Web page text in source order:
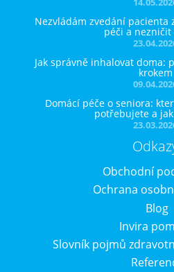
Nezvládám zvedání pacienta
péči a nezničit
Jak správně inhalovat doma:
krokem
Domácí péče o seniora:
potřebujete a
Obchodní
Ochrana
Blog
Invira
Slovník pojmů